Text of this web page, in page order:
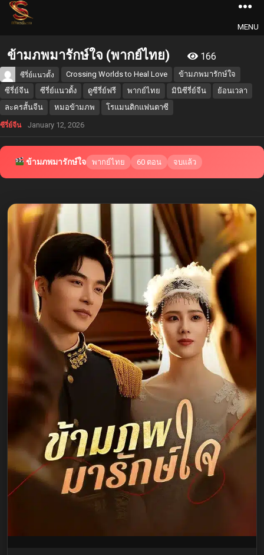
MENU
ข้ามภพมารักษ์ใจ (พากย์ไทย) 166
ซีรี่ย์แนวตั้ง Crossing Worlds to Heal Love
ข้ามภพมารักษ์ใจ
ซีรี่ย์จีน
ซีรี่ย์แนวตั้ง ดูซีรี่ย์ฟรี พากย์ไทย มินิซีรี่ย์จีน
ย้อนเวลา
ละครสั้นจีน
หมอข้ามภพ โรแมนติกแฟนตาซี
ซีรี่ย์จีน January 12, 2026
ข้ามภพมารักษ์ใจ พากย์ไทย 60 ตอน จบแล้ว